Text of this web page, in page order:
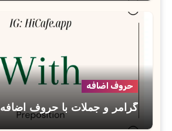
حروف اضافه
گرامر و جملات با حروف اضافه With